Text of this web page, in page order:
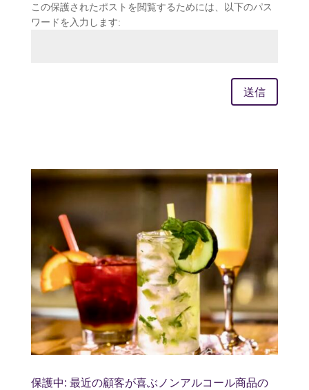
この保護されたポストを閲覧するためには、以下のパス
ワードを入力します:
送信
保護中: 最近の顧客が喜ぶノンアルコール商品の